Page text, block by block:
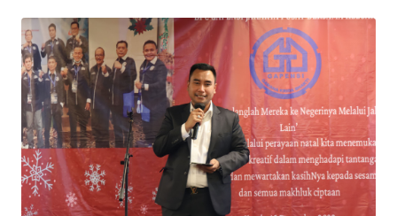
Informasi
INDEKS
BERITA
KONTAK
KAMI
INFO